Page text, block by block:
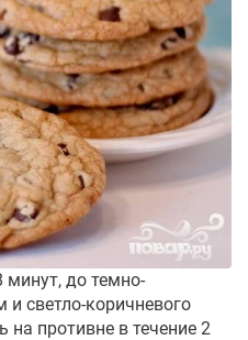
минут, до темно-
и светло-коричневого
на противне в течение 2